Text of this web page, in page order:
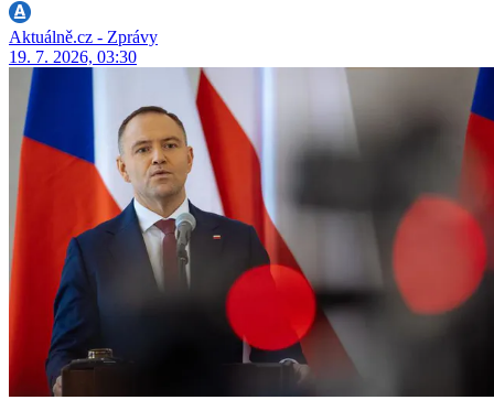
Aktuálně.cz - Zprávy
19. 7. 2026, 03:30